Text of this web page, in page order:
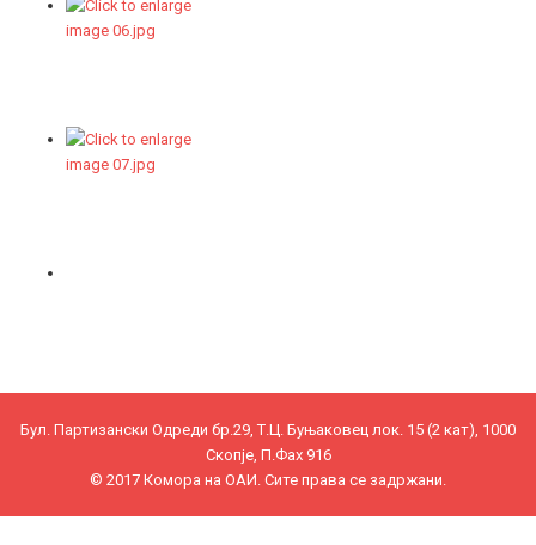
Бул. Партизански Одреди бр.29, Т.Ц. Буњаковец лок. 15 (2 кат), 1000
Скопје, П.Фах 916
© 2017 Комора на ОАИ. Сите права се задржани.